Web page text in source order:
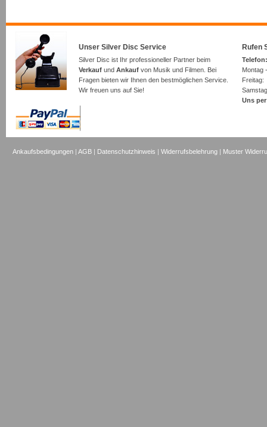
Unser Silver Disc Service
Silver Disc ist Ihr professioneller Partner beim
Verkauf und Ankauf von Musik und Filmen. Bei
Fragen bieten wir Ihnen den bestmöglichen Service.
Wir freuen uns auf Sie!
Rufen
Montag
Uns
Ankaufsbedingungen |AGB | Datenschutzhinweis |Widerrufsbelehrung | Muster